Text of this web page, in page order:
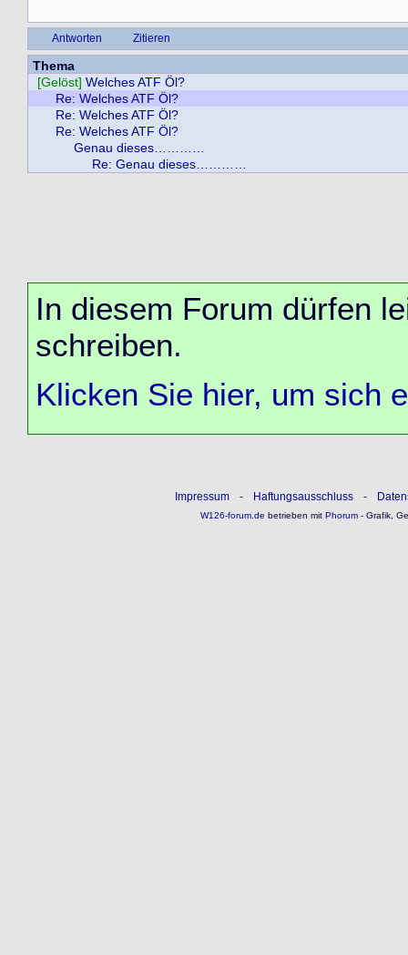
Antworten Zitieren
Thema
[Gelöst] Welches ATF Öl?
Re: Welches ATF Öl?
Re: Welches ATF Öl?
Re: Welches ATF Öl?
Genau dieses…………
Re: Genau dieses…………
In diesem Forum dürfen
schreiben.
Klicken Sie hier, um sich
Impressum - Haftungsausschluss -
W126-forum.de betrieben mitPhorum- Grafik,